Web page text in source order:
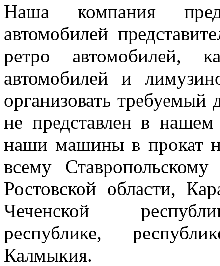
Наша компания
автомобилей
ретро автомобилей,
автомобилей и
организовать требуемый
не представлен в
наши машины в прокат
всему
Ростовской области,
Чеченской
республике,
Калмыкия.